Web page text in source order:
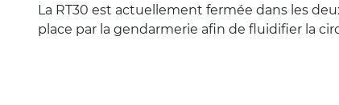
La RT30 est actuellement fermée dans les
place par la gendarmerie afin de fluidifier la